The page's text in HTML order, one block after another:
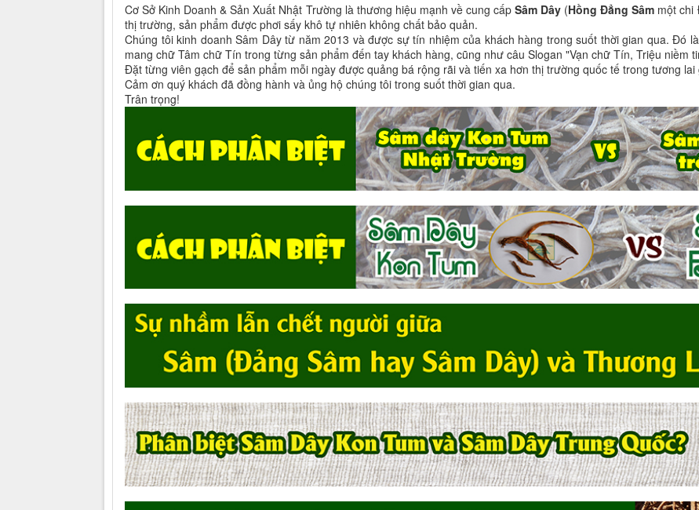
Cơ Sở Kinh Doanh & Sản Xuất Nhật Trường là thương hiệu mạnh về cung cấpSâm Dây (Hồng Đẳng Sâm một chi
thị trường, sản phẩm được phơi sấy khô tự nhiên không chất bảo quản.
Chúng tôi kinh doanh Sâm Dây từ năm 2013 và được sự tín nhiệm của khách hàng trong suốt thời gian qua. Đó
mang chữ Tâm chữ Tín trong từng sản phẩm đến tay khách hàng, cũng như câu Slogan "Vạn chữ Tín, Triệu niềm
Đặt từng viên gạch để sản phẩm mỗi ngày được quảng bá rộng rãi và tiến xa hơn thị trường quốc tế trong tương lai
Cảm ơn quý khách đã đồng hành và ủng hộ chúng tôi trong suốt thời gian qua.
Trân trọng!